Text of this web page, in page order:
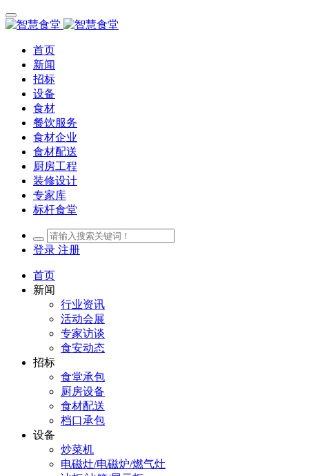
首页
新闻
招标
设备
食材
餐饮服务
食材企业
食材配送
厨房工程
装修设计
专家库
标杆食堂
登录 注册
首页
新闻
行业资讯
活动会展
专家访谈
食安动态
招标
食堂承包
厨房设备
食材配送
档口承包
设备
炒菜机
电磁灶/电磁炉/燃气灶